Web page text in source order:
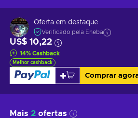
Oferta em destaque
Verificado pela Eneba
US$ 10,22
14% Cashback
Melhor cashback
Comprar
Mais 2 ofertas